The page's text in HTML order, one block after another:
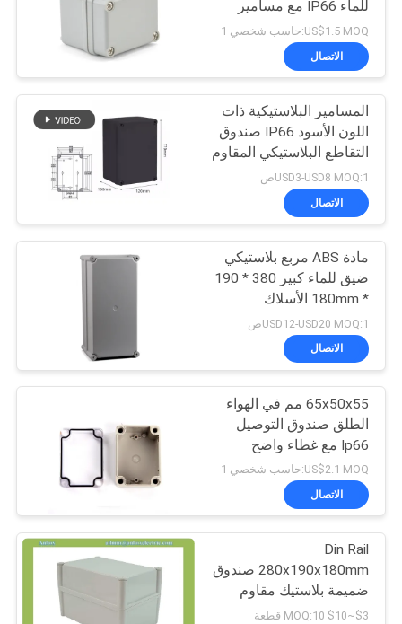
حاويات بلاستيكية
مفصلية
36
حاوية شبكة بلاستيكية
37
العبوات البلاستيكية
المحمولة
6
للماء IP66 مع مسامير
بلاستيكية
US$1.5 MOQ:حاسب شخصي 1
الاتصال
المسامير البلاستيكية ذات
اللون الأسود IP66 صندوق
التقاطع البلاستيكي المقاوم
100mm
USD3-USD8 MOQ:1ص
الاتصال
مادة ABS مربع بلاستيكي
ضيق للماء كبير 380 * 190
* 180mm الأسلاك
الصندوق الكهربائي
USD12-USD20 MOQ:1ص
الاتصال
65x50x55 مم في الهواء
الطلق صندوق التوصيل
Ip66 مع غطاء واضح
للضميمة الكهربائية
US$2.1 MOQ:حاسب شخصي 1
الاتصال
Din Rail
280x190x180mm صندوق
ضميمة بلاستيك مقاوم
للماء
$3~$10 MOQ:10 قطعة